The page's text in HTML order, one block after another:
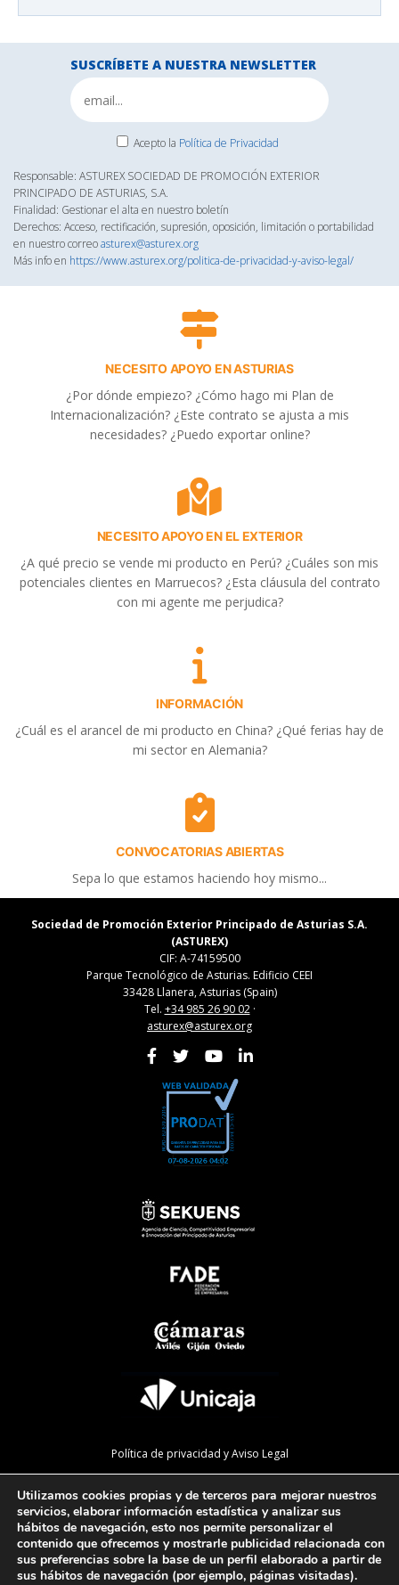
SUSCRÍBETE A NUESTRA NEWSLETTER
Acepto la Política de Privacidad
Responsable: ASTUREX SOCIEDAD DE PROMOCIÓN EXTERIOR
PRINCIPADO DE ASTURIAS, S.A.
Finalidad: Gestionar el alta en nuestro boletín
Derechos: Acceso, rectificación, supresión, oposición, limitación o portabilidad
en nuestro correoasturex@asturex.org
Más info en https://www.asturex.org/politica-de-privacidad-y-aviso-legal/
NECESITO APOYO EN ASTURIAS
¿Por dónde empiezo? ¿Cómo hago mi Plan de
Internacionalización? ¿Este contrato se ajusta a mis
necesidades? ¿Puedo exportar online?
NECESITO APOYO EN EL EXTERIOR
¿A qué precio se vende mi producto en Perú? ¿Cuáles son mis
potenciales clientes en Marruecos? ¿Esta cláusula del contrato
con mi agente me perjudica?
INFORMACIÓN
¿Cuál es el arancel de mi producto en China? ¿Qué ferias hay de
mi sector en Alemania?
CONVOCATORIAS ABIERTAS
Sepa lo que estamos haciendo hoy mismo...
Sociedad de Promoción Exterior Principado de Asturias S.A.
(ASTUREX)
CIF: A-74159500
Parque Tecnológico de Asturias. Edificio CEEI
33428 Llanera, Asturias (Spain)
Tel. +34 985 26 90 02·
asturex@asturex.org
Política de privacidad y Aviso Legal
Política de calidad
Mapa de la web
Preguntas Frecuentes
Utilizamos cookies propias y de terceros para mejorar nuestros
servicios, elaborar información estadística y analizar sus
hábitos de navegación, esto nos permite personalizar el
contenido que ofrecemos y mostrarle publicidad relacionada con
sus preferencias sobre la base de un perfil elaborado a partir de
sus hábitos de navegación (por ejemplo, páginas visitadas).